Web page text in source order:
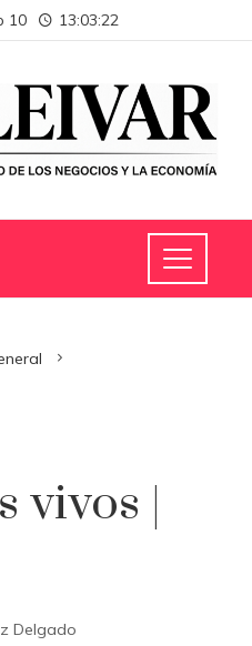
10 13:03:22
vivos |
Delgado